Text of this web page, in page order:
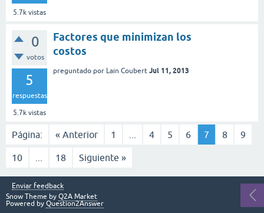
5.7k vistas
0
votos
5
respuestas
5.7k vistas
Factores que minimizan los
costos
preguntado por Lain Coubert Jul 11, 2013
Página: « Anterior 1 4 5 6 7 8 9
10 18 Siguiente »
Enviar feedback
Snow Theme by Q2A Market
Powered by Question2Answer